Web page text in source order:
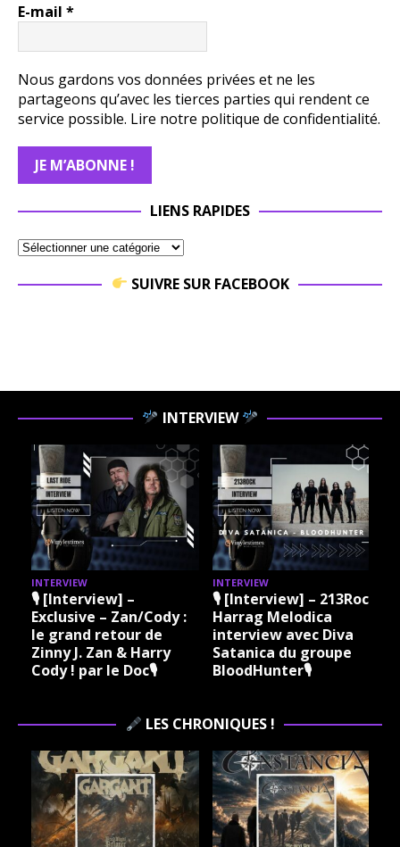
E-mail *
Nous gardons vos données privées et ne les
partageons qu’avec les tierces parties qui rendent ce
service possible. Lire notre politique de confidentialité.
LIENS RAPIDES
SUIVRE SUR FACEBOOK
INTERVIEW
INTERVIEW
🎙 [Interview] –
Exclusive – Zan/Cody :
le grand retour de
Zinny J. Zan & Harry
Cody ! par le Doc🎙
INTERVIEW
🎙 [Interview] – 213Rock
Harrag Melodica
interview avec Diva
Satanica du groupe
BloodHunter🎙
LES CHRONIQUES !